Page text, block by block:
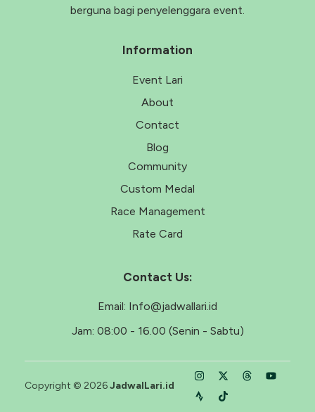
berguna bagi penyelenggara event.
Information
Event Lari
About
Contact
Blog
Community
Custom Medal
Race Management
Rate Card
Contact Us:
Email: Info@jadwallari.id
Jam: 08:00 - 16.00 (Senin - Sabtu)
Copyright © 2026JadwalLari.id